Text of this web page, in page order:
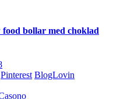
bollar med choklad
Pinterest BlogLovin